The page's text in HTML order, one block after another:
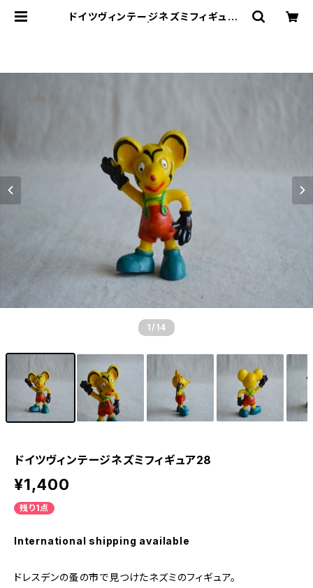
ドイツヴィンテージネズミフィギュア2
1 /14
ドイツヴィンテージネズミフィギュア28
¥1,400
残り1点
International shipping available
ドレスデンの蚤の市で見つけたネズミのフィギュア。